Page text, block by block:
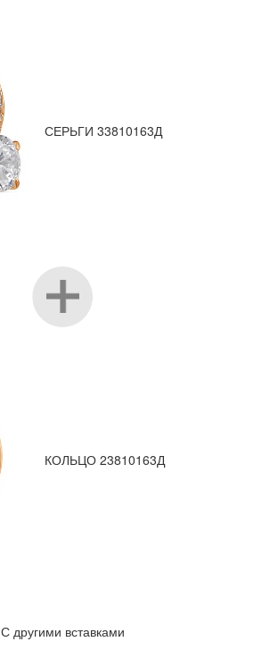
СЕРЬГИ 33810163Д
КОЛЬЦО 23810163Д
С другими вставками